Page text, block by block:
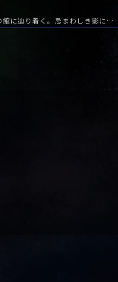
蒼白い霧に峠を越えると、湖上の小島に建つ漆黒の館に辿り着く。忌まわしき影に包まれた浦登家の人々が住まう「暗黒館」。